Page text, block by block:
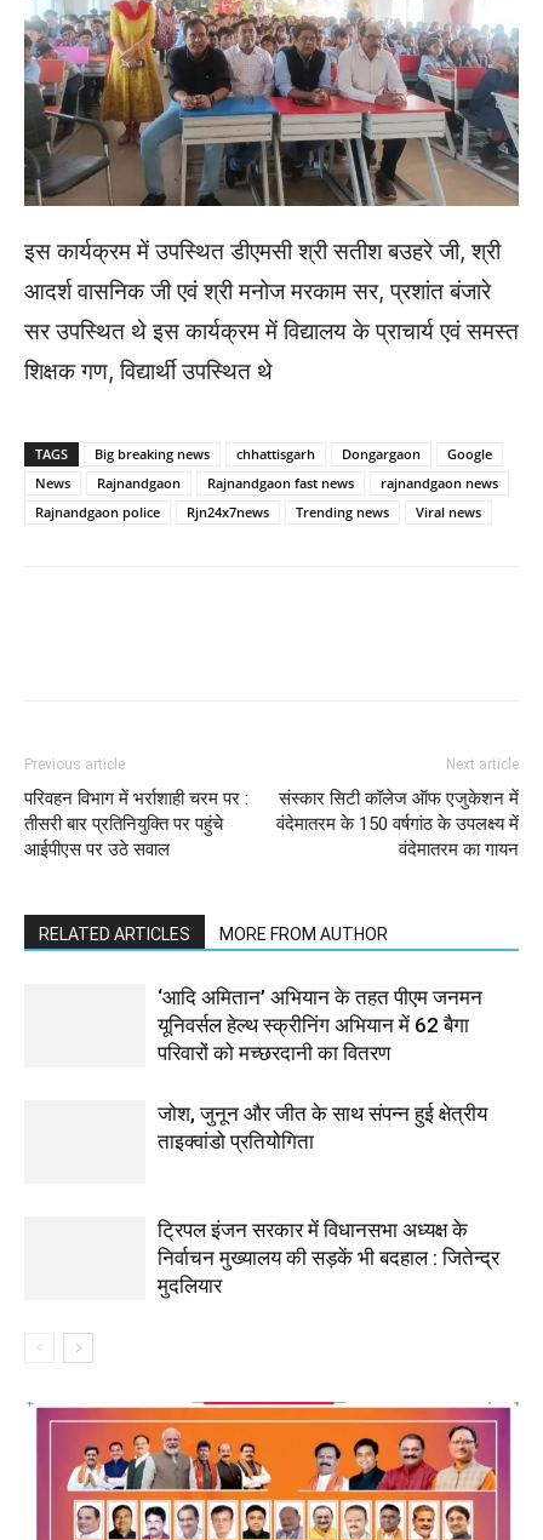
इस कार्यक्रम में उपस्थित डीएमसी श्री सतीश बउहरे जी, श्री
आदर्श वासनिक जी एवं श्री मनोज मरकाम सर, प्रशांत बंजारे
सर उपस्थित थे इस कार्यक्रम में विद्यालय के प्राचार्य एवं समस्त
शिक्षक गण, विद्यार्थी उपस्थित थे
TAGS Big breaking news chhattisgarh Dongargaon
Google
News
Rajnandgaon Rajnandgaon fast news
rajnandgaon news
Rajnandgaon police
Rjn24x7news Trending news Viral news
Previous article
परिवहन विभाग में भर्राशाही चरम पर :
तीसरी बार प्रतिनियुक्ति पर पहुंचे
आईपीएस पर उठे सवाल
Next article
संस्कार सिटी कॉलेज ऑफ एजुकेशन में
वंदेमातरम के 150 वर्षगांठ के उपलक्ष्य में
वंदेमातरम का गायन
RELATED ARTICLES MORE FROM AUTHOR
‘आदि अमितान’ अभियान के तहत पीएम जनमन
यूनिवर्सल हेल्थ स्क्रीनिंग अभियान में 62 बैगा
परिवारों को मच्छरदानी का वितरण
जोश, जुनून और जीत के साथ संपन्न हुई क्षेत्रीय
ताइक्वांडो प्रतियोगिता
ट्रिपल इंजन सरकार में विधानसभा अध्यक्ष के
निर्वाचन मुख्यालय की सड़कें भी बदहाल : जितेन्द्र
मुदलियार